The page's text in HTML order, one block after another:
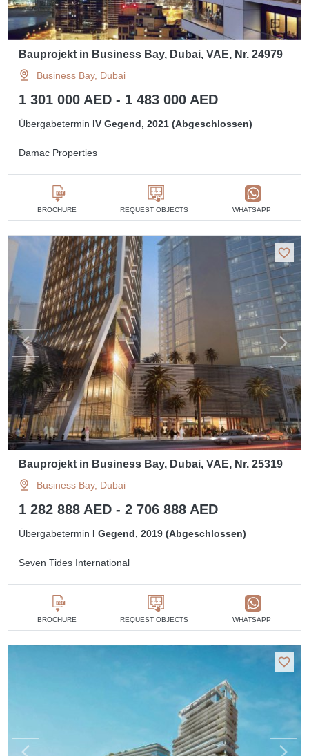
Bauprojekt in Business Bay, Dubai, VAE, Nr. 24979
Business Bay, Dubai
1 301 000 AED - 1 483 000 AED
Übergabetermin IV Gegend, 2021 (Abgeschlossen)
Damac Properties
BROCHURE REQUEST OBJECTS WHATSAPP
Bauprojekt in Business Bay, Dubai, VAE, Nr. 25319
Business Bay, Dubai
1 282 888 AED - 2 706 888 AED
Übergabetermin I Gegend, 2019 (Abgeschlossen)
Seven Tides International
BROCHURE REQUEST OBJECTS WHATSAPP